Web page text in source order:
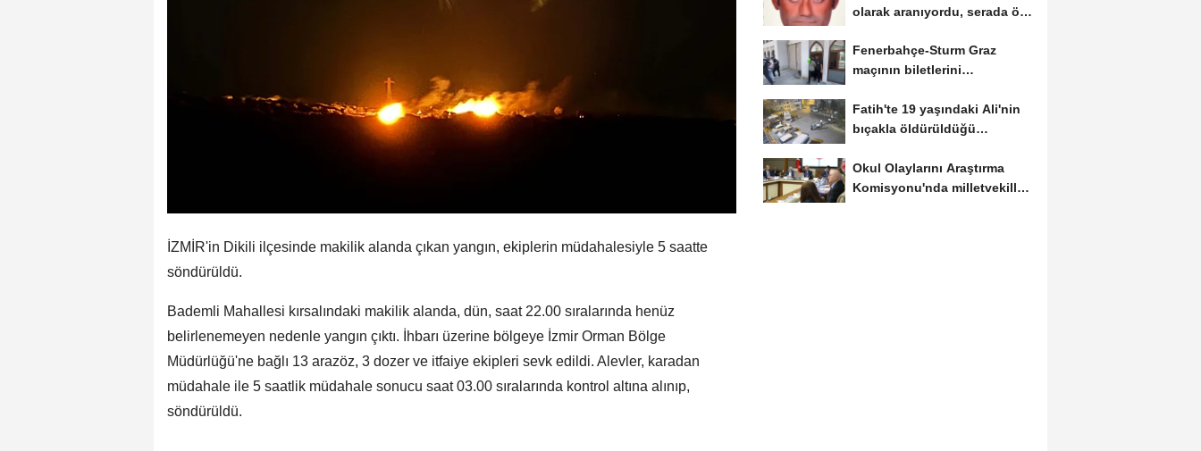
İZMİR'in Dikili ilçesinde makilik alanda çıkan yangın, ekiplerin müdahalesiyle 5 saatte
söndürüldü.
Bademli Mahallesi kırsalındaki makilik alanda, dün, saat 22.00 sıralarında henüz
belirlenemeyen nedenle yangın çıktı. İhbarı üzerine bölgeye İzmir Orman Bölge
Müdürlüğü'ne bağlı 13 arazöz, 3 dozer ve itfaiye ekipleri sevk edildi. Alevler, karadan
müdahale ile 5 saatlik müdahale sonucu saat 03.00 sıralarında kontrol altına alınıp,
söndürüldü.
olarak aranıyordu, serada ölü
Fenerbahçe-Sturm Graz
maçının biletlerini
Fatih'te 19 yaşındaki Ali'nin
bıçakla öldürüldüğü
Okul Olaylarını Araştırma
Komisyonu'nda milletvekilleri